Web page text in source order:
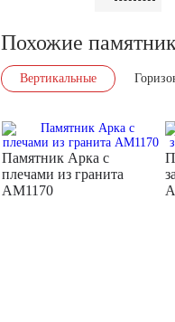
Похожие
Вертикальные
Памятник Арка с
плечами из гранита
AM1170